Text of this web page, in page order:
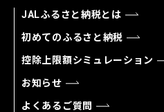
JALふるさと納税とは
初めてのふるさと納税
控除上限額シミュレーション
お知らせ
よくあるご質問